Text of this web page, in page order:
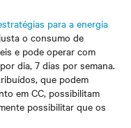
para a energia
o consumo de
e pode operar com
dia, 7 dias por semana.
que podem
em CC, possibilitam
possibilitar que os